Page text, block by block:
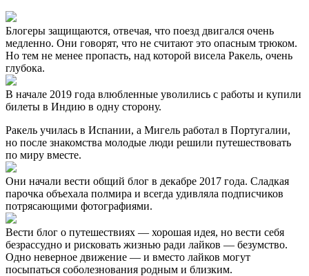
Блогеры защищаются, отвечая, что поезд двигался очень
медленно. Они говорят, что не считают это опасным трюком.
Но тем не менее пропасть, над которой висела Ракель, очень
глубока.
В начале 2019 года влюбленные уволились с работы и купили
билеты в Индию в одну сторону.
Ракель училась в Испании, а Мигель работал в Португалии,
но после знакомства молодые люди решили путешествовать
по миру вместе.
Они начали вести общий блог в декабре 2017 года. Сладкая
парочка объехала полмира и всегда удивляла подписчиков
потрясающими фотографиями.
Вести блог о путешествиях — хорошая идея, но вести себя
безрассудно и рисковать жизнью ради лайков — безумство.
Одно неверное движение — и вместо лайков могут
посыпаться соболезнования родным и близким.